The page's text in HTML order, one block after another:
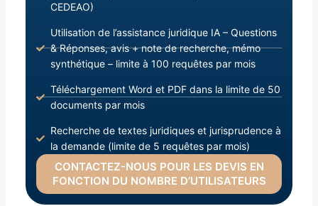
CEDEAO)
Utilisation de l’assistance juridique IA – Questions
& Réponses, avis + note de recherche, mémo
synthétique – limite à 100 requêtes par mois
Téléchargement Word et PDF dans la limite de 50
documents par mois
Recherche de textes juridiques et jurisprudence à
la demande (limite de 5 requêtes par mois)
CONTACTEZ-NOUS POUR LES DEVIS EN
FONCTION DU NOMBRE D’UTILISATEURS